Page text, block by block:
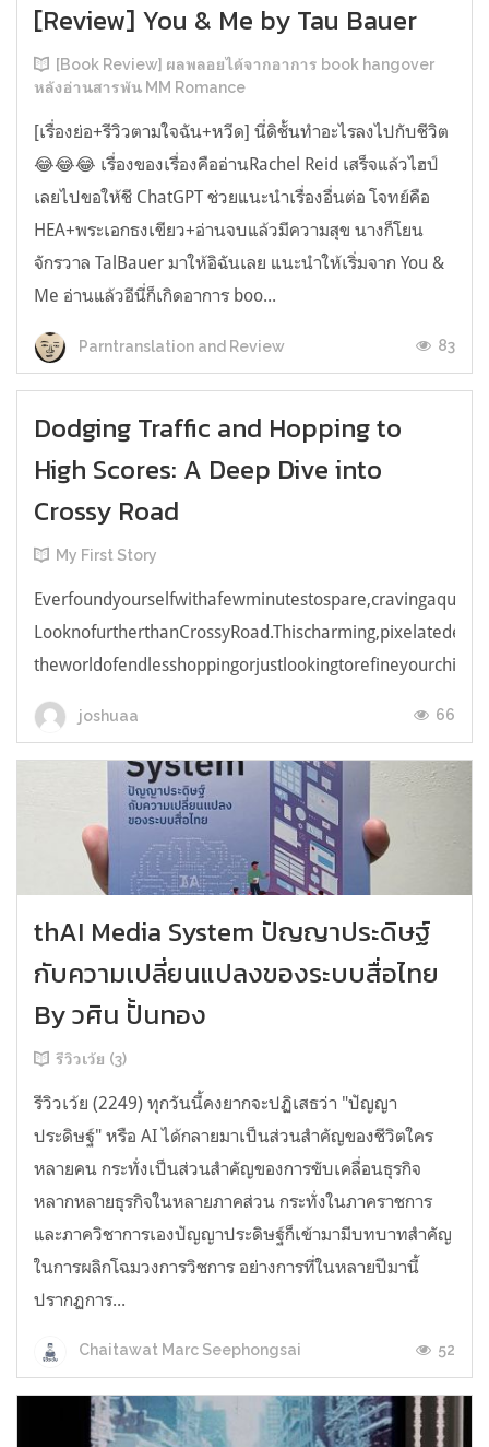
[Review] You & Me by Tau Bauer
[Book Review] ผลพลอยได้จากอาการ book hangover
หลังอ่านสารพัน MM Romance
[เรื่องย่อ+รีวิวตามใจฉัน+หวีด] นี่ดิชั้นทำอะไรลงไปกับชีวิต
😂😂😂 เรื่องของเรื่องคืออ่านRachel Reid เสร็จแล้วไฮป์
เลยไปขอให้ชี ChatGPT ช่วยแนะนำเรื่องอื่นต่อ โจทย์คือ
HEA+พระเอกธงเขียว+อ่านจบแล้วมีความสุข นางก็โยน
จักรวาล TalBauer มาให้อิฉันเลย แนะนำให้เริ่มจาก You &
Me อ่านแล้วอีนี่ก็เกิดอาการ boo...
Parntranslation and Review 83
Dodging Traffic and Hopping to
High Scores: A Deep Dive into
Crossy Road
My First Story
joshuaa 66
thAI Media System ปัญญาประดิษฐ์
กับความเปลี่ยนแปลงของระบบสื่อไทย
By วศิน ปั้นทอง
รีวิวเว้ย (3)
รีวิวเว้ย (2249) ทุกวันนี้คงยากจะปฏิเสธว่า "ปัญญา
ประดิษฐ์" หรือ AI ได้กลายมาเป็นส่วนสำคัญของชีวิตใคร
หลายคน กระทั่งเป็นส่วนสำคัญของการขับเคลื่อนธุรกิจ
หลากหลายธุรกิจในหลายภาคส่วน กระทั่งในภาคราชการ
และภาควิชาการเองปัญญาประดิษฐ์ก็เข้ามามีบทบาทสำคัญ
ในการผลิกโฉมวงการวิชการ อย่างการที่ในหลายปีมานี้
ปรากฏการ...
Chaitawat Marc Seephongsai 52